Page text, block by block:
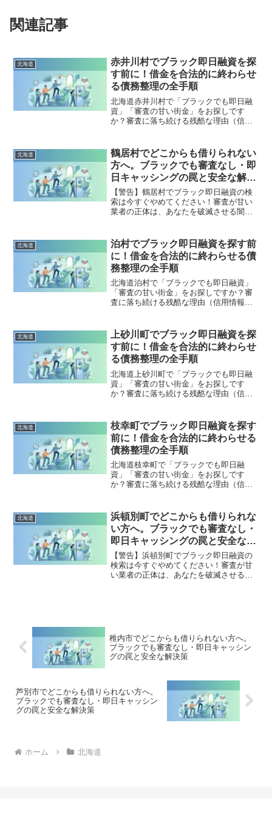
関連記事
北海道
赤井川村でブラック即日融資を探
す前に！借金を合法的に終わらせ
る債務整理の全手順
北海道赤井川村で「ブラックでも即日融
資」「審査の甘い街金」をお探しです
か？審査に落ち続ける残酷な理由（信用
まで徹底解説。多重債務の地獄から抜け
出し、合法的に借金を減額・免除する
「債務整理」の正しい知識と、今すぐ督
促を止める無料相談窓口をご案内しま
す。
北海道
鶴居村でどこからも借りられない
方へ。ブラックでも審査なし・即
日キャッシングの罠と安全な解決
策
【警告】鶴居村でブラック即日融資の検
索は今すぐやめてください！審査が甘い
業者の正体は、あなたを破滅させる闇金
村で違法業者を避け、借金地獄から抜け
出した方々の実体験と確実な解決策を完
全公開。
北海道
泊村でブラック即日融資を探す前
に！借金を合法的に終わらせる債
務整理の全手順
北海道泊村で「ブラックでも即日融資」
「審査の甘い街金」をお探しですか？審
査に落ち続ける残酷な理由（信用情報と
底解説。多重債務の地獄から抜け出し、
合法的に借金を減額・免除する「債務整
理」の正しい知識と、今すぐ督促を止め
る無料相談窓口をご案内します。
北海道
上砂川町でブラック即日融資を探
す前に！借金を合法的に終わらせ
る債務整理の全手順
北海道上砂川町で「ブラックでも即日融
資」「審査の甘い街金」をお探しです
か？審査に落ち続ける残酷な理由（信用
まで徹底解説。多重債務の地獄から抜け
出し、合法的に借金を減額・免除する
「債務整理」の正しい知識と、今すぐ督
促を止める無料相談窓口をご案内しま
す。
北海道
枝幸町でブラック即日融資を探す
前に！借金を合法的に終わらせる
債務整理の全手順
北海道枝幸町で「ブラックでも即日融
資」「審査の甘い街金」をお探しです
か？審査に落ち続ける残酷な理由（信用
まで徹底解説。多重債務の地獄から抜け
出し、合法的に借金を減額・免除する
「債務整理」の正しい知識と、今すぐ督
促を止める無料相談窓口をご案内しま
す。
北海道
浜頓別町でどこからも借りられな
い方へ。ブラックでも審査なし・
即日キャッシングの罠と安全な解
決策
【警告】浜頓別町でブラック即日融資の
検索は今すぐやめてください！審査が甘
い業者の正体は、あなたを破滅させる闇
稚内市でどこからも借りられない方へ。
ブラックでも審査なし・即日キャッシン
グの罠と安全な解決策
芦別市でどこからも借りられない方へ。
ブラックでも審査なし・即日キャッシン
グの罠と安全な解決策
ホーム 北海道